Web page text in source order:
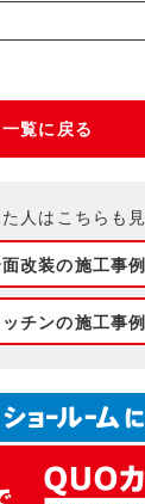
一覧に戻る
人はこちらも
改装の施工事例
ッチンの施工事例